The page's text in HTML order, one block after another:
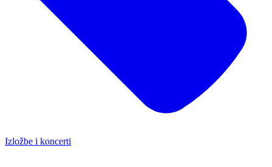
Izložbe i koncerti